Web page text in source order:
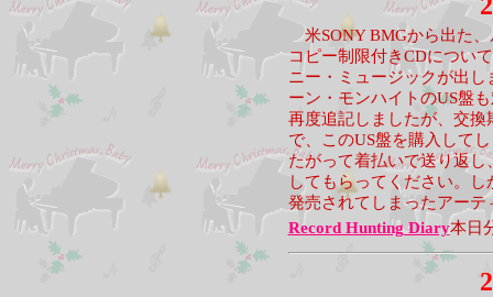
米SONY BMGから出た
コピー制限付きCDについ
ニー・ミュージックが出し
ーン・モンハイトのUS盤
再度追記しましたが、交換
で、このUS盤を購入して
たがって着払いで送り返し
してもらってください。
発売されてしまったアーテ
Record Hunting Diary本日